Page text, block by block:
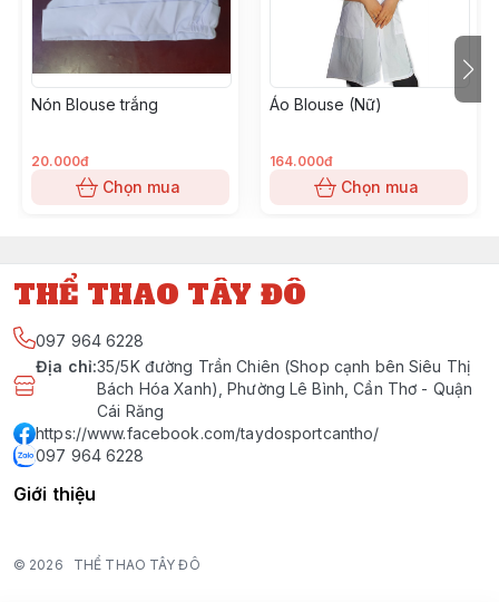
Nón Blouse trắng
20.000đ
Chọn mua
Áo Blouse (Nữ)
164.000đ
Chọn mua
THỂ THAO TÂY ĐÔ
097 964 6228
Địa chỉ:35/5K đường Trần Chiên (Shop cạnh bên Siêu Thị
Bách Hóa Xanh), Phường Lê Bình, Cần Thơ - Quận
Cái Răng
https://www.facebook.com/taydosportcantho/
097 964 6228
Giới thiệu
© 2026 THỂ THAO TÂY ĐÔ